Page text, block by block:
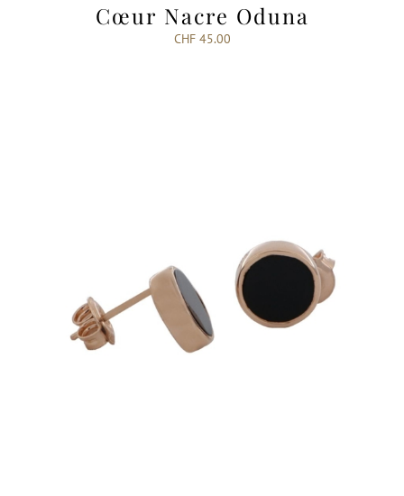
Cœur Nacre Oduna
CHF45.00